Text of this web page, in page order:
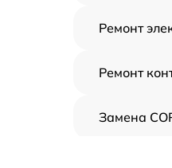
Ремонт
Ремонт
Замена